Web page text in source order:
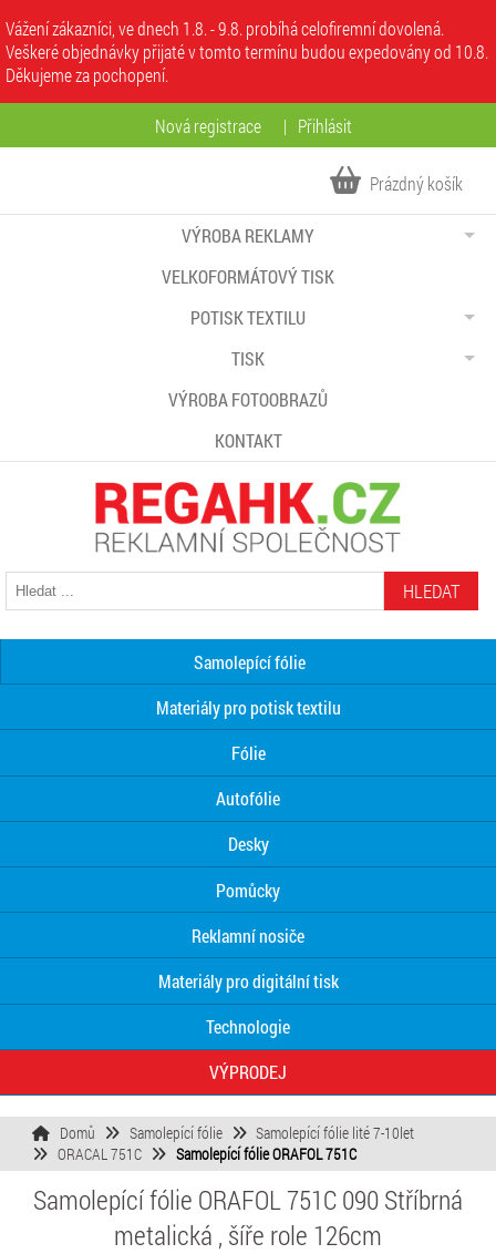
Vážení zákazníci, ve dnech 1.8. - 9.8. probíhá celofiremní dovolená.
Veškeré objednávky přijaté v tomto termínu budou expedovány od 10.8.
Děkujeme za pochopení.
Nová registrace | Přihlásit
Prázdný košík
VÝROBA REKLAMY
VELKOFORMÁTOVÝ TISK
POTISK TEXTILU
TISK
VÝROBA FOTOOBRAZŮ
KONTAKT
HLEDAT
Samolepící fólie
Materiály pro potisk textilu
Fólie
Autofólie
Desky
Pomůcky
Reklamní nosiče
Materiály pro digitální tisk
Technologie
VÝPRODEJ
Domů Samolepící fólie
Samolepící fólie lité 7-10let
ORACAL 751C
Samolepící fólie ORAFOL 751C
Samolepící fólie ORAFOL 751C090Stříbrná
metalická , šíře role 126cm